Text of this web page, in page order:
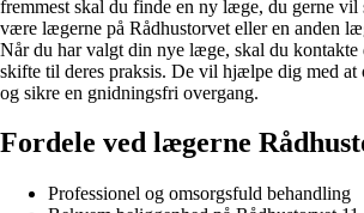
fremmest skal du finde en ny læge, du gerne
være lægerne på Rådhustorvet eller en anden
Når du har valgt din nye læge, skal du kontakte
skifte til deres praksis. De vil hjælpe dig med at
og sikre en gnidningsfri overgang.
Fordele ved lægerne
Professionel og omsorgsfuld behandling